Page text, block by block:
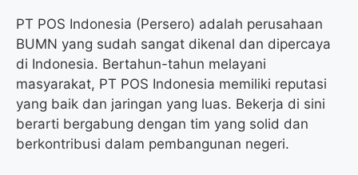
PT POS Indonesia (Persero) adalah perusahaan
BUMN yang sudah sangat dikenal dan dipercaya
di Indonesia. Bertahun-tahun melayani
masyarakat, PT POS Indonesia memiliki reputasi
yang baik dan jaringan yang luas. Bekerja di sini
berarti bergabung dengan tim yang solid dan
berkontribusi dalam pembangunan negeri.